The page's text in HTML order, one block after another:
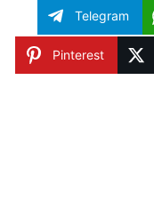
Telegram
Pinterest